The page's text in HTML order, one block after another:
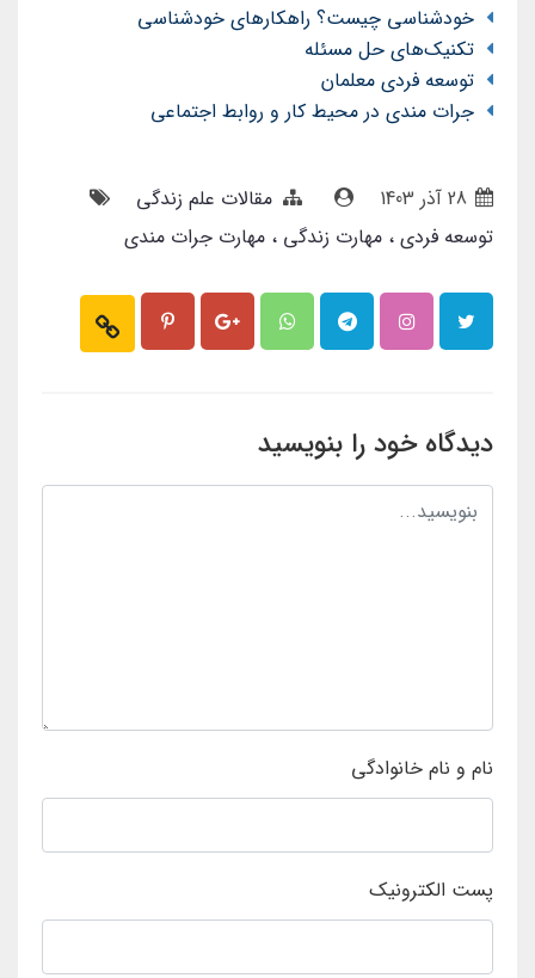
خودشناسی چیست؟ راهکارهای خودشناسی
تکنیک‌های حل مسئله
توسعه فردی معلمان
جرات مندی در محیط کار و روابط اجتماعی
مقالات علم زندگی
توسعه فردی مهارت زندگی مهارت جرات مندی
دیدگاه خود را بنویسید
نام و نام خانوادگی
پست الکترونیک